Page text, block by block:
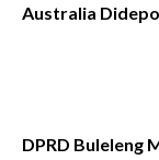
Australia
DPRD Buleleng